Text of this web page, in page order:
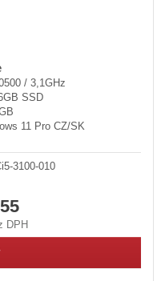
/ 3,1GHz
SSD
11 Pro CZ/SK
3100-010
DPH